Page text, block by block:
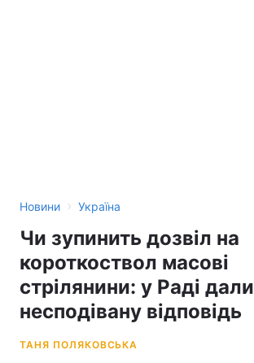
Новини › Україна
Чи зупинить дозвіл на
короткоствол масові
стрілянини: у Раді дали
несподівану відповідь
ТАНЯ ПОЛЯКОВСЬКА